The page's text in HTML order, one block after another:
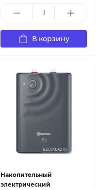
В корзину
Накопительный
электрический